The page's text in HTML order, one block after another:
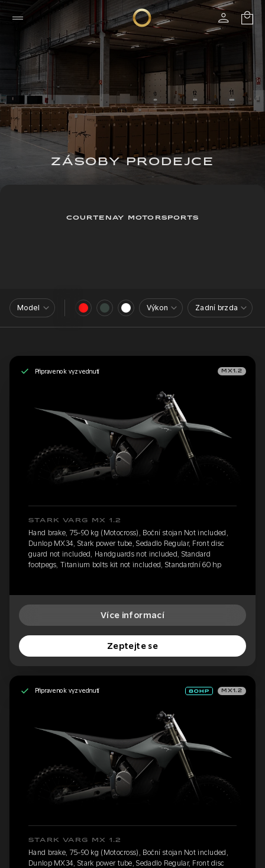
ZÁSOBY PRODEJCE
COURTENAY MOTORSPORTS
Model Výkon Zadní brzda
Připraveno k vyzvednutí MX1.2
STARK VARG MX 1.2
Hand brake, 75-90 kg (Motocross), Boční stojan Not included,
Dunlop MX34, Stark power tube, Sedadlo Regular, Front disc
guard not included, Handguards not included, Standard
footpegs, Titanium bolts kit not included, Standardní 60 hp
Více informací
Zeptejte se
Připraveno k vyzvednutí MX1.2
STARK VARG MX 1.2
Hand brake, 75-90 kg (Motocross), Boční stojan Not included,
Dunlop MX34, Stark power tube, Sedadlo Regular, Front disc